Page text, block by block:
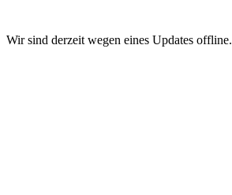
Wir sind derzeit wegen eines Updates offline.